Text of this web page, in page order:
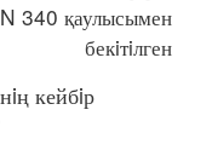
N 340 қаулысымен
бекiтiлген
кейбiр